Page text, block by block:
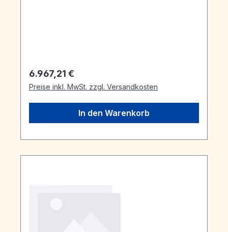
Regulärer Preis:
6.967,21 €
Preise inkl. MwSt. zzgl. Versandkosten
In den Warenkorb